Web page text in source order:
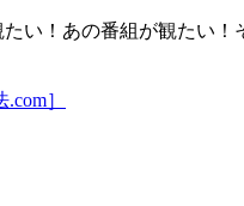
い！あの番組が観たい！
］